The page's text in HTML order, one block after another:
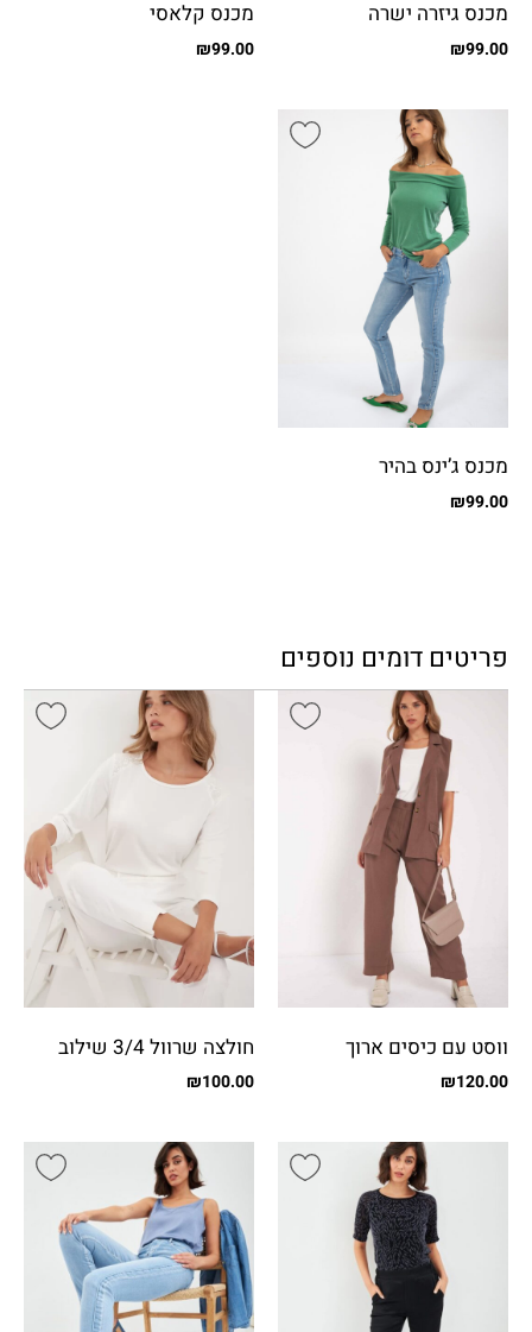
מכנס גיזרה ישרה
₪99.00
מכנס קלאסי
₪99.00
מכנס ג’ינס בהיר
₪99.00
פריטים דומים נוספים
ווסט עם כיסים ארוך
₪120.00
חולצה שרוול 3/4 שילוב
פייטים₪100.00